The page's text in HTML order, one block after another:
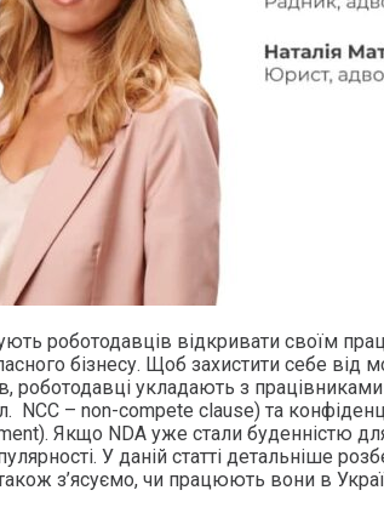
роботодавців відкривати своїм
бізнесу. Щоб захистити себе від
роботодавці укладають з
NCC – non-compete clause) та
Якщо NDA уже стали буденністю
У даній статті детальніше
з’ясуємо, чи працюють вони в